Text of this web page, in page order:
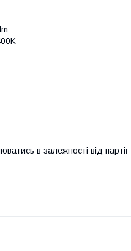
в залежності від партії